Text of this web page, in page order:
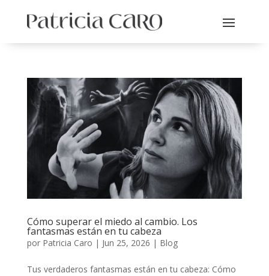
Cómo superar el miedo al cambio. Los
fantasmas están en tu cabeza
por Patricia Caro | Jun 25, 2026 | Blog
Tus verdaderos fantasmas están en tu cabeza: Cómo